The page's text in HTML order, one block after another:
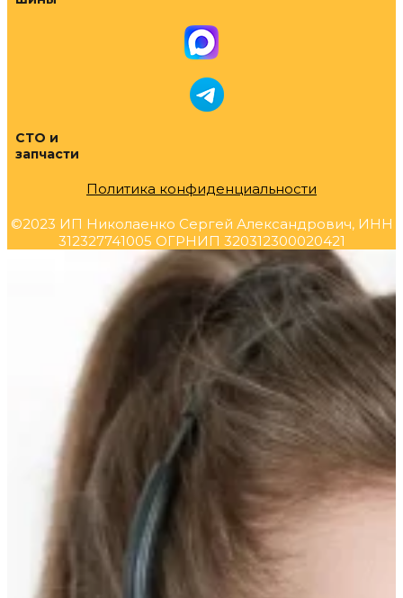
СТО и
запчасти
Политика конфиденциальности
©2023 ИП Николаенко Сергей Александрович, ИНН
312327741005 ОГРНИП 320312300020421